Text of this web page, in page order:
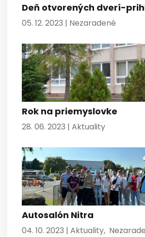
Deň otvorených dverí-
05. 12. 2023 | Nezaradené
Rok na priemyslovke
28. 06. 2023 | Aktuality
Autosalón Nitra
04. 10. 2023 | Aktuality,